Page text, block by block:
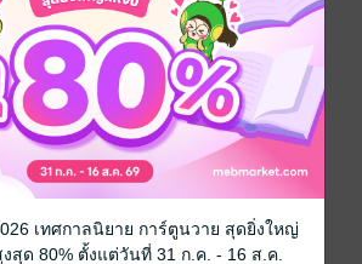
มตัวคุณให้รู้จักประเทศสเปน เมื่อคิดจะ
งไรบ้าง ขั้นตอนก่อนการเดินทาง สถานที่
ใด เดินทางไปอย่างไร สำคัญคือประวัติ
นที่จะได้รับเป็นแบบที่คาดคิดไว้ไหม
ยกันเลย
เที่ยวยุโรป เที่ยวสเปน
pdf
เทศกาลนิยาย การ์ตูนวาย สุดยิ่งใหญ่
สุด 80% ตั้งแต่วันที่ 31 ก.ค. - 16 ส.ค.